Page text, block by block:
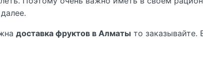
доставка фруктов в Алматы то заказывайте.